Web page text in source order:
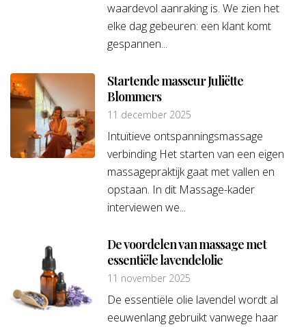
waardevol aanraking is. We zien het
elke dag gebeuren: een klant komt
gespannen...
Startende masseur Juliëtte
Blommers
11 december 2025
Intuïtieve ontspanningsmassage
verbinding Het starten van een eigen
massagepraktijk gaat met vallen en
opstaan. In dit Massage-kader
interviewen we...
De voordelen van massage met
essentiële lavendelolie
11 november 2025
De essentiële olie lavendel wordt al
eeuwenlang gebruikt vanwege haar